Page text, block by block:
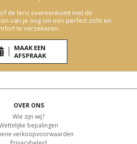
de lens overeenkomt met de
van je oog om een perfect zicht en
te verzekeren.
MAAK EEN
AFSPRAAK
OVER ONS
Wie zijn wij?
bepalingen
verkoopvoorwaarden